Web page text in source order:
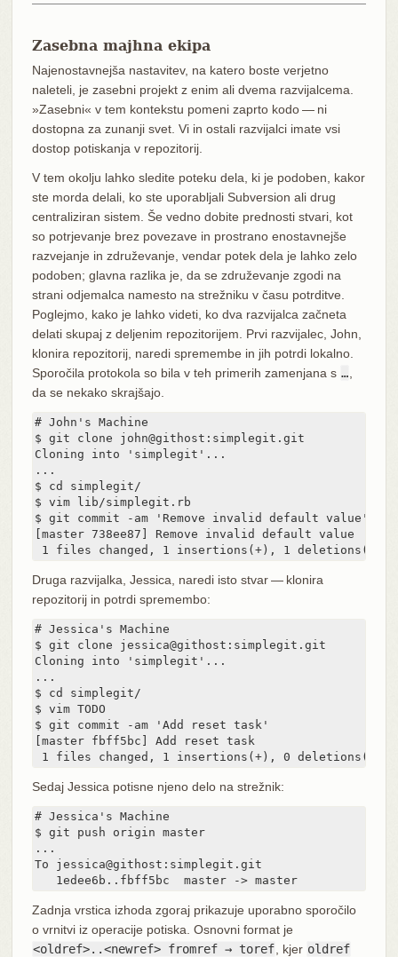
Zasebna majhna ekipa
Najenostavnejša nastavitev, na katero boste verjetno
naleteli, je zasebni projekt z enim ali dvema razvijalcema.
»Zasebni« v tem kontekstu pomeni zaprto kodo — ni
dostopna za zunanji svet. Vi in ostali razvijalci imate vsi
dostop potiskanja v repozitorij.
V tem okolju lahko sledite poteku dela, ki je podoben, kakor
ste morda delali, ko ste uporabljali Subversion ali drug
centraliziran sistem. Še vedno dobite prednosti stvari, kot
so potrjevanje brez povezave in prostrano enostavnejše
razvejanje in združevanje, vendar potek dela je lahko zelo
podoben; glavna razlika je, da se združevanje zgodi na
strani odjemalca namesto na strežniku v času potrditve.
Poglejmo, kako je lahko videti, ko dva razvijalca začneta
delati skupaj z deljenim repozitorijem. Prvi razvijalec, John,
klonira repozitorij, naredi spremembe in jih potrdi lokalno.
Sporočila protokola so bila v teh primerih zamenjana s …​
da se nekako skrajšajo.
# John's Machine
$ git clone john@githost:simplegit.git
Cloning into 'simplegit'...
...
$ cd simplegit/
$ vim lib/simplegit.rb
$ git commit -am 'Remove invalid default value'
[master 738ee87] Remove invalid default value
1 files changed, 1 insertions(+), 1 deletions(-)
Druga razvijalka, Jessica, naredi isto stvar — klonira
repozitorij in potrdi spremembo:
# Jessica's Machine
$ git clone jessica@githost:simplegit.git
Cloning into 'simplegit'...
...
$ cd simplegit/
$ vim TODO
$ git commit -am 'Add reset task'
[master fbff5bc] Add reset task
1 files changed, 1 insertions(+), 0 deletions(-)
Sedaj Jessica potisne njeno delo na strežnik:
# Jessica's Machine
$ git push origin master
...
To jessica@githost:simplegit.git
   1edee6b..fbff5bc  master -> master
Zadnja vrstica izhoda zgoraj prikazuje uporabno sporočilo
o vrnitvi iz operacije potiska. Osnovni format je
<oldref>..<newref> fromref → toref , kjer oldref